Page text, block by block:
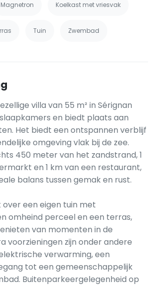
Magnetron Koelkast met vriesvak
Tuin Zwembad
villa van 55 m² in Sérignan
en biedt plaats aan
Het biedt een ontspannen verblijf
omgeving vlak bij de zee.
450 meter van het zandstrand, 1
en 1 km van een restaurant,
balans tussen gemak en rust.
over een eigen tuin met
omheind perceel en een terras,
van momenten in de
voorzieningen zijn onder andere
verwarming, een
tot een gemeenschappelijk
Buitenparkeergelegenheid op